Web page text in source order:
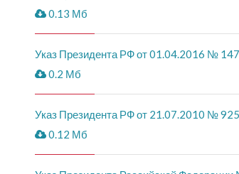
0.13 Мб
Указ Президента РФ от 01.04.2016 №
0.2 Мб
Указ Президента РФ от 21.07.2010 №
0.12 Мб